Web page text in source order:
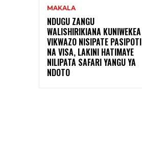
MAKALA
NDUGU ZANGU
WALISHIRIKIANA KUNIWEKEA
VIKWAZO NISIPATE PASIPOTI
NA VISA, LAKINI HATIMAYE
NILIPATA SAFARI YANGU YA
NDOTO